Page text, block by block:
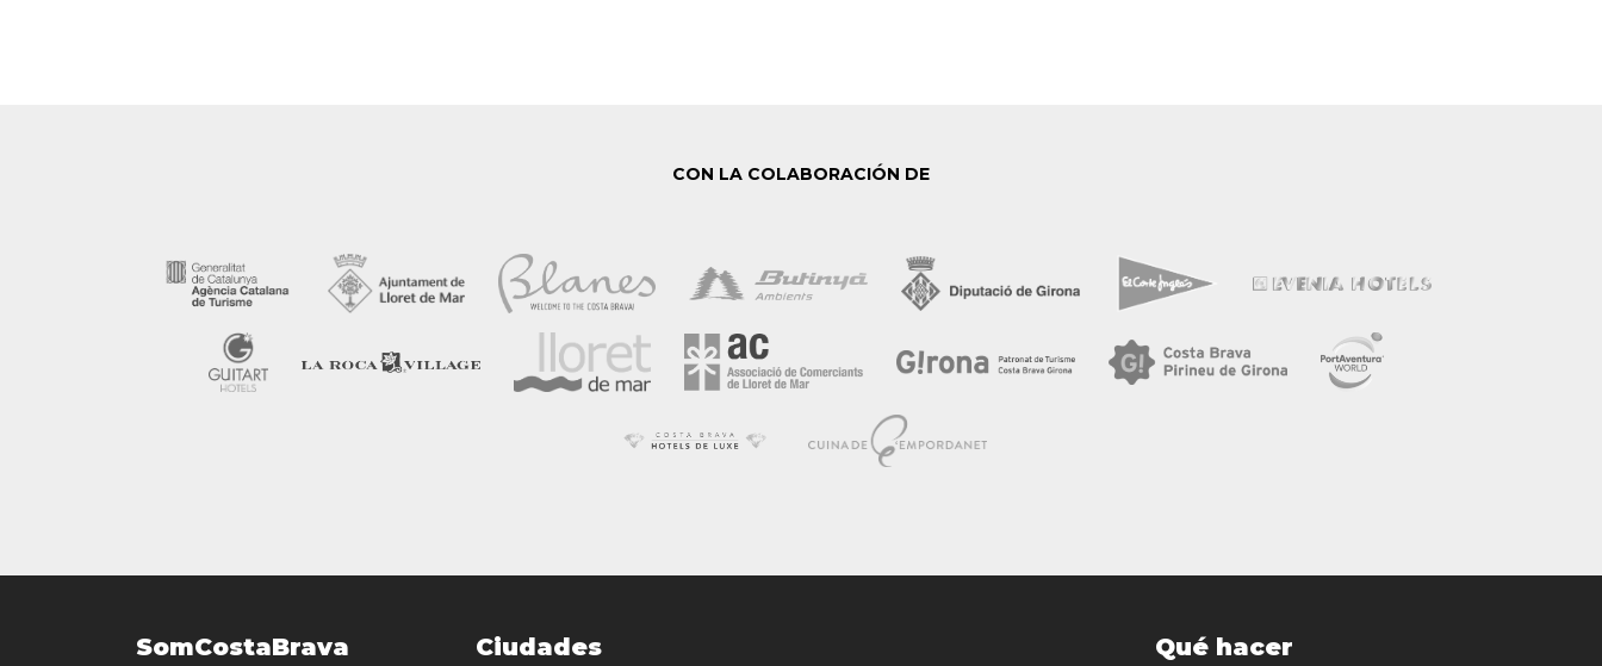
CON LA COLABORACIÓN DE
SomCostaBrava Ciudades Qué hacer